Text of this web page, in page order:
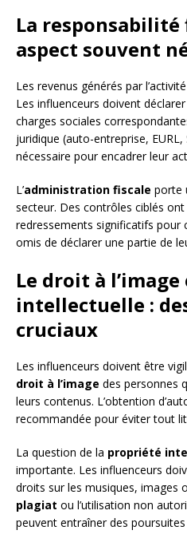
La responsabilité
aspect souvent
Les revenus générés par
Les influenceurs doivent
charges sociales
juridique (auto-entreprise, EURL,
nécessaire pour encadrer leur
L’administration fiscale porte
secteur. Des contrôles ciblés
redressements significatifs pour
omis de déclarer une partie de
Le droit à
intellectuelle :
cruciaux
Les influenceurs doivent être
droit à l’image des personnes
leurs contenus. L’obtention
recommandée pour éviter tout
La question de la propriété
importante. Les influenceurs
droits sur les musiques, images
plagiat ou l’utilisation non
peuvent entraîner des